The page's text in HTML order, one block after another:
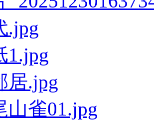
.jpg
1.jpg
居.jpg
山雀01.jpg